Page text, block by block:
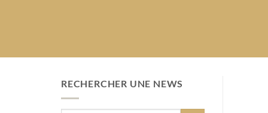
RECHERCHER UNE NEWS